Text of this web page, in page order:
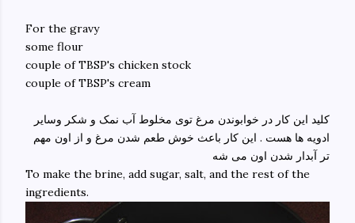
For the gravy
some flour
couple of TBSP's chicken stock
couple of TBSP's cream
ادویه ها هست . این کار باعث خوش طعم شدن مرغ و از اون مهم
تر آبدار شدن اون می شه
To make the brine, add sugar, salt, and the rest of the
ingredients.